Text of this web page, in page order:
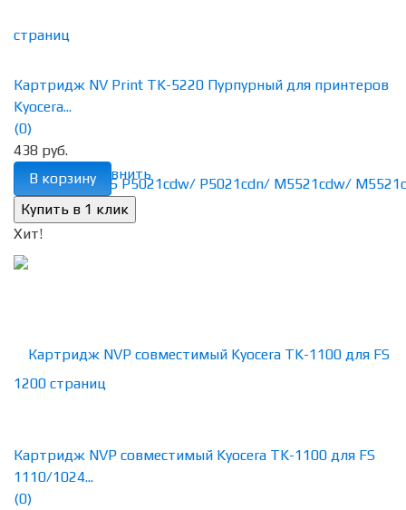
избранное сравнить
Картридж NV Print TK-5220 Пурпурный для принтеров
Kyocera...
(0)
438 руб.
В корзину
Хит!
Картридж NVP совместимый Kyocera TK-1100 для FS
1110/1024...
(0)